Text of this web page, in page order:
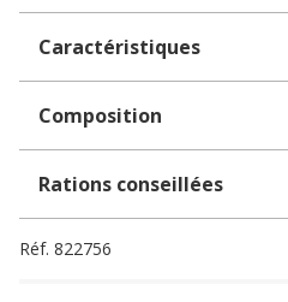
Caractéristiques
Composition
Rations conseillées
Réf. 822756